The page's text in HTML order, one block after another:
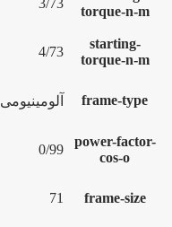
torque-n-m
3/73
starting-
torque-n-m
4/73
frame-type آلومینیومی
power-factor-
cos-o
0/99
frame-size
71